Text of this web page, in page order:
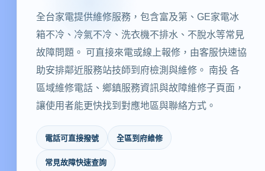
全台家電提供維修服務，包含富及第、GE家電冰
箱不冷、冷氣不冷、洗衣機不排水、不脫水等常見
故障問題。 可直接來電或線上報修，由客服快速協
助安排鄰近服務站技師到府檢測與維修。 南投 各
區域維修電話、鄉鎮服務資訊與故障維修子頁面，
讓使用者能更快找到對應地區與聯絡方式。
電話可直接撥號 全區到府維修
常見故障快速查詢